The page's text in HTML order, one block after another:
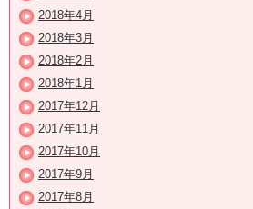
2018年4月
2018年3月
2018年2月
2018年1月
2017年12月
2017年11月
2017年10月
2017年9月
2017年8月